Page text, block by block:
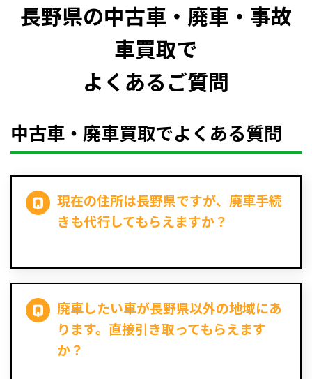
長野県の中古車・廃車・事故
車買取で
よくあるご質問
中古車・廃車買取でよくある質問
現在の住所は長野県ですが、廃車手続
きも代行してもらえますか？
廃車したい車が長野県以外の地域にあ
ります。直接引き取ってもらえます
か？